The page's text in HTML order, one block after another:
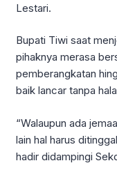
Lestari.
Bupati Tiwi saat
pihaknya merasa
pemberangkatan
baik lancar tanpa
“Walaupun ada
lain hal harus
hadir didampingi